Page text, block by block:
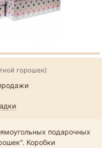
горошек)
подарочных
Коробки